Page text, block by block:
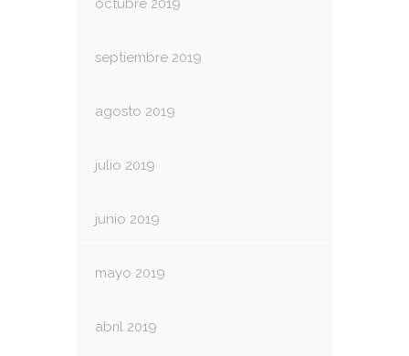
octubre 2019
septiembre 2019
agosto 2019
julio 2019
junio 2019
mayo 2019
abril 2019